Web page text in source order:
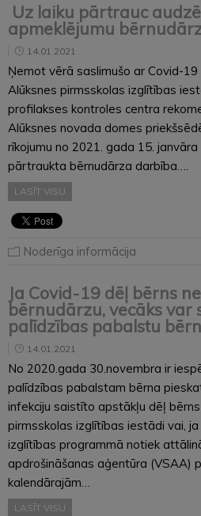
Uz laiku pārtrauc
apmeklējumu
14.01.2021
Ņemot vērā saslimušo ar Covid-
Alūksnes pirmsskolas izglītības
profilakses kontroles centra
Alūksnes novada domes
rīkojumu no 2021. gada 15.
pārtraukta bērnudārza darbība….
LASĪT VISU
Noderīga informācija
Ja Covid-19 dēļ bērns
bērnudārzu, vecāks var
palīdzības pabalstu
14.01.2021
No 2020.gada 30.novembra ir
palīdzības pabalstam bērna
infekciju saistīto apstākļu dēļ
pirmsskolas izglītības iestādi vai,
izglītības programmā notiek
apdrošināšanas aģentūra (VSAA)
kalendārajām…
LASĪT VISU